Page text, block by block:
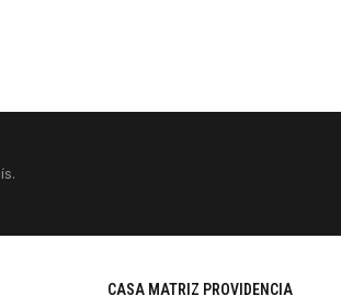
CASA MATRIZ PROVIDENCIA